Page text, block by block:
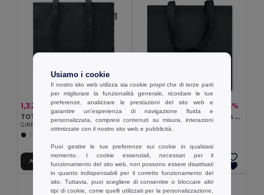
1,32 € 1,84 € -28%
TOTEPET Shopper in RPET
GiftRetail MO9441
Aggiungi al carrello
1,23 €1,28 € -4%
KAIMANI Shopper KAIMANI in TNT RPET
Aggiungi al carrello
Usiamo i cookie
Il nostro sito web utilizza sia cookie propri che di terze parti
per migliorare la funzionalità generale, ricordare le tue
preferenze, analizzare le prestazioni del sito web e
garantire un'esperienza di navigazione fluida e
personalizzata, compresi contenuti su misura, interazioni
ottimizzate con il nostro sito web e pubblicità.
Puoi gestire le tue preferenze sui cookie in qualsiasi
momento. I cookie essenziali, necessari per il
funzionamento del sito web, non possono essere disattivati
in quanto indispensabili per il corretto funzionamento del
sito. Tuttavia, puoi scegliere di consentire o bloccare altri
tipi di cookie, come quelli utilizzati per la personalizzazione,